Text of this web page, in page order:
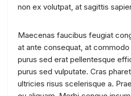
non ex volutpat, at sagittis
Maecenas faucibus feugiat
at ante consequat, at
purus sed erat pellentesque
purus sed vulputate. Cras
ultricies risus scelerisque a.